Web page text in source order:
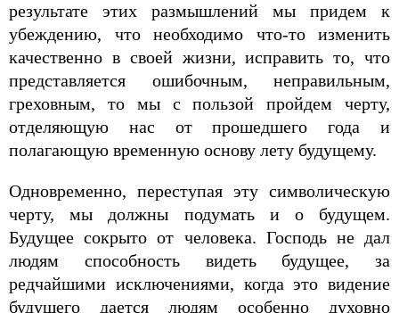
результате этих размышлений мы придем к
убеждению, что необходимо что-то изменить
качественно в своей жизни, исправить то, что
представляется ошибочным, неправильным,
греховным, то мы с пользой пройдем черту,
отделяющую нас от прошедшего года и
полагающую временную основу лету будущему.
Одновременно, переступая эту символическую
черту, мы должны подумать и о будущем.
Будущее сокрыто от человека. Господь не дал
людям способность видеть будущее, за
редчайшими исключениями, когда это видение
будущего дается людям особенно духовно